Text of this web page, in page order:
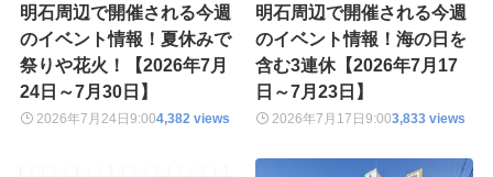
明石周辺で開催される今週
のイベント情報！夏休みで
祭りや花火！【2026年7月
24日～7月30日】
2026年7月24日 9:004,382 views
明石周辺で開催される今週
のイベント情報！海の日を
含む3連休【2026年7月17
日～7月23日】
2026年7月17日9:003,833 views